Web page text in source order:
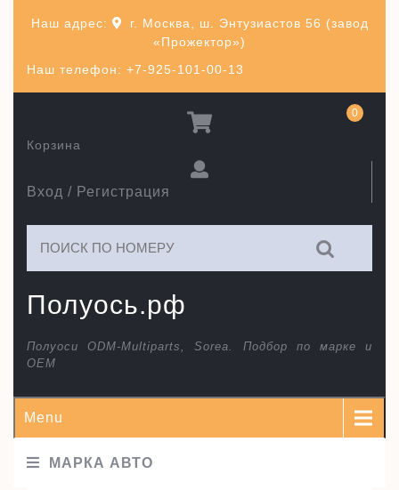
Наш телефон: +7-925-101-00-13
Наш адрес:
г. Москва, ш. Энтузиастов 56 (завод
«Прожектор»)
Полуось.рф
Полуоси ODM-Multiparts, Sorea. Подбор по марке и
ОЕМ
Вход / Регистрация
Корзина
0
Menu
МАРКА АВТО